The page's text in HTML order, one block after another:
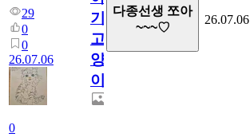
29
0
0
26.07.06
0
기
고
양
이
다종선생 쪼아
~~~♡
26.07.06